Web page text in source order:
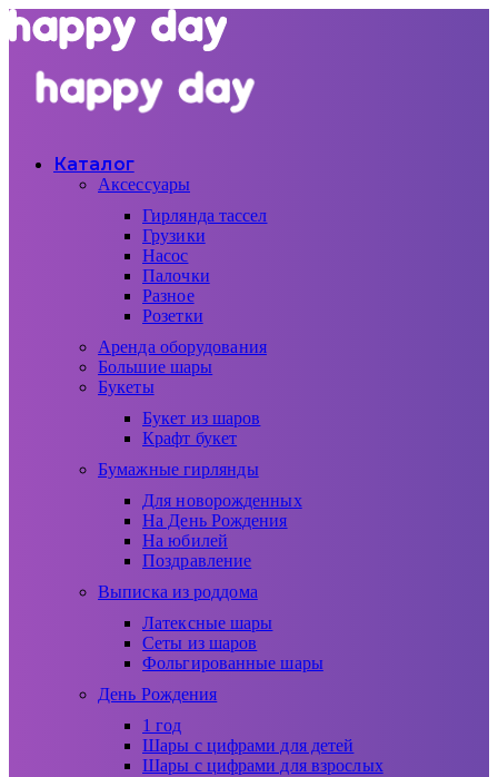
Каталог
Аксессуары
Гирлянда тассел
Грузики
Насос
Палочки
Разное
Розетки
Аренда оборудования
Большие шары
Букеты
Букет из шаров
Крафт букет
Бумажные гирлянды
Для новорожденных
На День Рождения
На юбилей
Поздравление
Выписка из роддома
Латексные шары
Сеты из шаров
Фольгированные шары
День Рождения
1 год
Шары с цифрами для детей
Шары с цифрами для взрослых